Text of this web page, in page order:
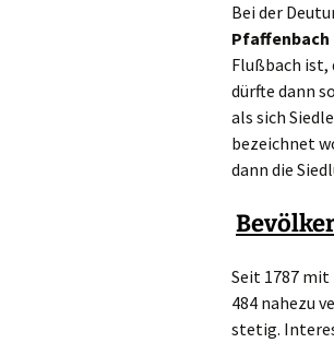
Bei der
Pfaffenbach
Flußbach ist,
dürfte dann
als sich
bezeichnet
dann die
Seit 1787 mit
484 nahezu
stetig.